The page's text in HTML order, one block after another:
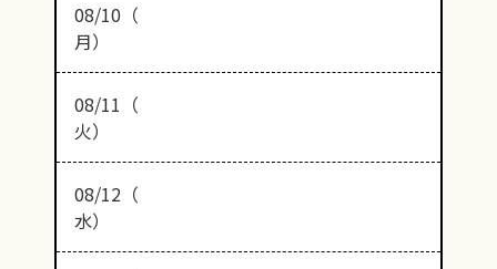
08/10（
月）
08/11（
火）
08/12（
水）